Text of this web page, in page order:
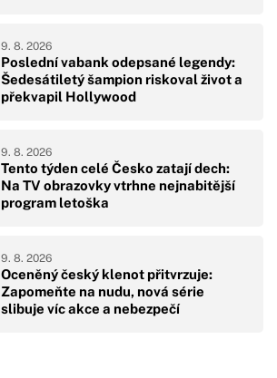
Poslední vabank odepsané legendy:
Šedesátiletý šampion riskoval život a
překvapil Hollywood
9. 8. 2026
Tento týden celé Česko zatají dech:
Na TV obrazovky vtrhne nejnabitější
program letoška
9. 8. 2026
Oceněný český klenot přitvrzuje:
Zapomeňte na nudu, nová série
slibuje víc akce a nebezpečí
9. 8. 2026